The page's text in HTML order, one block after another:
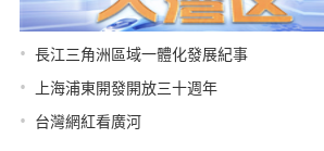
• 長江三角洲區域一體化發展紀事
• 上海浦東開發開放三十週年
• 台灣網紅看廣河